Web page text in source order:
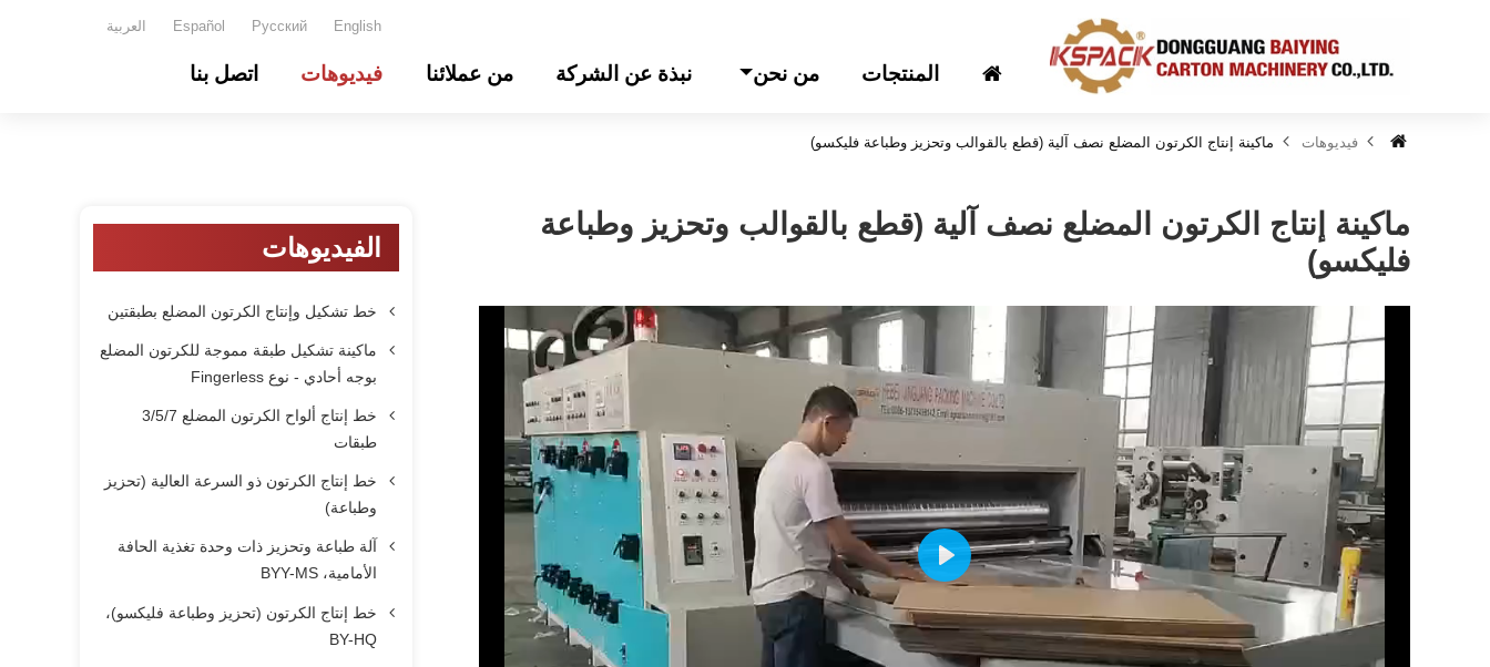
English
Русский
Español العربية
المنتجات من نحن نبذة عن الشركة من عملائنا فيديوهات اتصل بنا
فيديوهات ماكينة إنتاج الكرتون المضلع نصف آلية (قطع بالقوالب وتحزيز وطباعة فليكسو)
ماكينة إنتاج الكرتون المضلع نصف آلية (قطع بالقوالب وتحزيز وطباعة
فليكسو)
Play
الفيديوهات
خط تشكيل وإنتاج الكرتون المضلع بطبقتين
ماكينة تشكيل طبقة مموجة للكرتون المضلع
بوجه أحادي - نوع Fingerless
خط إنتاج ألواح الكرتون المضلع 3/5/7
طبقات
خط إنتاج الكرتون ذو السرعة العالية (تحزيز
وطباعة)
آلة طباعة وتحزيز ذات وحدة تغذية الحافة
الأمامية، BYY-MS
خط إنتاج الكرتون (تحزيز وطباعة فليكسو)،
BY-HQ